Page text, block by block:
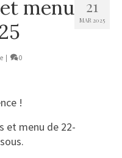
21
MAR 2025
menu
0
!
et menu de 22-